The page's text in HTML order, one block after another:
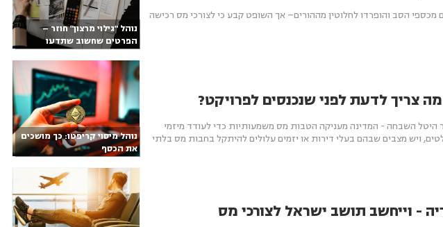
מכספי הסב והופרדו לחלוטין מההורים– אך השופט קבע כי לצורכי מס רכישה
צריך לדעת לפני שנכנסים לפרויקט?
השבחה - המדינה מעניקה הטבות מס משמעותיות כדי לעודד מיזמי
אינם מוחלטים, ויש מצבים שבהם בעלי דירות או יזמים עלולים להיתקל בחבות מס בלתי
- וייחשב תושב ישראל לצורכי מס
נוהל "גילוי מרצון" חוזר –
הפרטים שחשוב שתדעו
נוהל מיסוי קריפטו: כך מושכים
את הכסף